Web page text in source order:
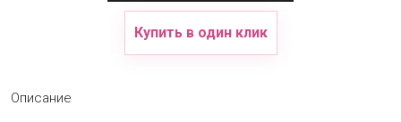
Купить в один клик
Описание